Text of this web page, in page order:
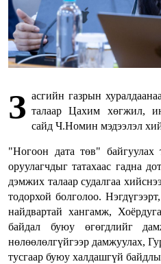
З асгийн газрын
талаар Цахим хөгжил,
сайд Ч.Номин мэдээлэл
"Ногоон дата төв"
оруулагчдыг татахаас гадна
дэмжих талаар судалгаа
тодорхой болголоо.
найдвартай хангамж,
байдал буюу өгөгдлийг
нөлөөлөлгүйгээр дамжуулах,
тусгаар буюу халдашгүй